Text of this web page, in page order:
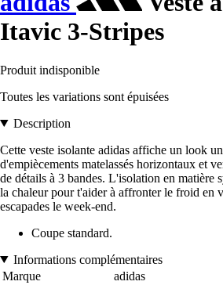
Itavic 3-Stripes
Produit indisponible
Toutes les variations sont épuisées
Description
Cette veste isolante adidas affiche un look
d'empiècements matelassés horizontaux et
de détails à 3 bandes. L'isolation en matière
la chaleur pour t'aider à affronter le froid en
escapades le week-end.
Coupe standard.
Informations complémentaires
Marque
adidas